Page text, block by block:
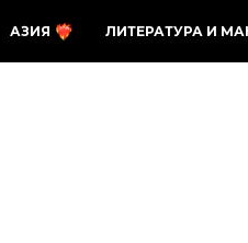
АЗИЯ ЛИТЕРАТУРА И